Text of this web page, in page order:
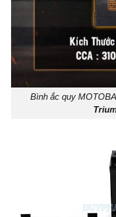
Bình ắc quy